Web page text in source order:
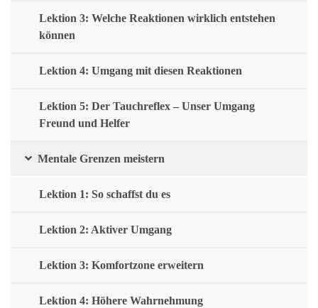
Lektion 3: Welche Reaktionen wirklich entstehen
können
Lektion 4: Umgang mit diesen Reaktionen
Lektion 5: Der Tauchreflex – Unser Umgang
Freund und Helfer
Mentale Grenzen meistern
Lektion 1: So schaffst du es
Lektion 2: Aktiver Umgang
Lektion 3: Komfortzone erweitern
Lektion 4: Höhere Wahrnehmung